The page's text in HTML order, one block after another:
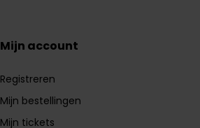
Mijn account
Registreren
Mijn bestellingen
Mijn tickets